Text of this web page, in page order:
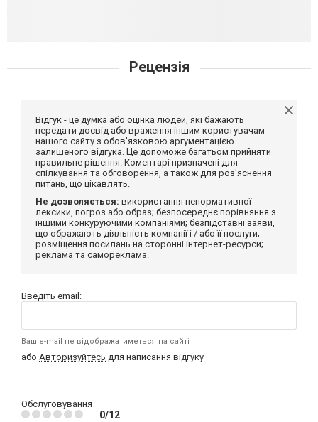
Рецензія
Відгук - це думка або оцінка людей, які бажають
передати досвід або враження іншим користувачам
нашого сайту з обов'язковою аргументацією
залишеного відгука. Це допоможе багатьом прийняти
правильне рішення. Коментарі призначені для
спілкування та обговорення, а також для роз'яснення
питань, що цікавлять.
Не дозволяється: використання ненормативної
лексики, погроз або образ; безпосереднє порівняння з
іншими конкуруючими компаніями; безпідставні заяви,
що ображають діяльність компанії і / або її послуги;
розміщення посилань на сторонні інтернет-ресурси;
реклама та самореклама.
Введіть email:
Ваш e-mail не відображатиметься на сайті
або Авторизуйтесь для написання відгуку
Обслуговування
0/12